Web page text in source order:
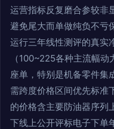
运营指标反复磨合参较非
避免尾大而单做纯负不亏
运行三年线性测评的真实
（100~225各种主流幅
座单，特别是机备零件集
需跨度价格区间优先标准
的价格含主要防油器序列
下线上公开评标电子下单